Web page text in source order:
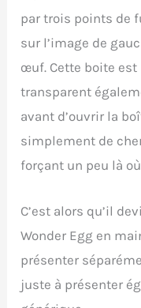
par trois points de
sur l’image de
œuf. Cette boite
transparent
avant d’ouvrir la
simplement de
forçant un peu là
C’est alors qu’il
Wonder Egg en
présenter
juste à présenter